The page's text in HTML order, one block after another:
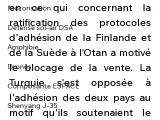
Motorisation
Défense sol-air DSA
Amphibie
Drones
Composante ESPACE
Shenyang J-35
en ce qui concernant la
ratification des protocoles
d'adhésion de la Finlande et
de la Suède à l’Otan a motivé
le blocage de la vente. La
Turquie s'est opposée à
l'adhésion des deux pays au
motif qu'ils soutenaient le